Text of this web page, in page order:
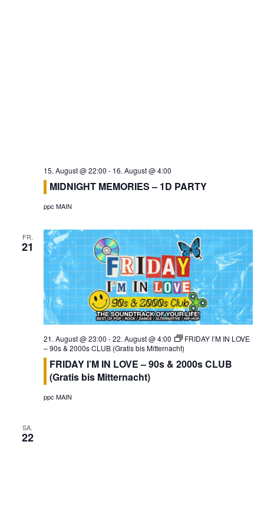
15. August @ 22:00 - 16. August @ 4:00
MIDNIGHT MEMORIES – 1D PARTY
ppc MAIN
FR.
21
21. August @ 23:00 -22. August @ 4:00
FRIDAY I’M IN LOVE
– 90s & 2000s CLUB (Gratis bis Mitternacht)
FRIDAY I’M IN LOVE – 90s & 2000s CLUB
(Gratis bis Mitternacht)
ppc MAIN
SA.
22